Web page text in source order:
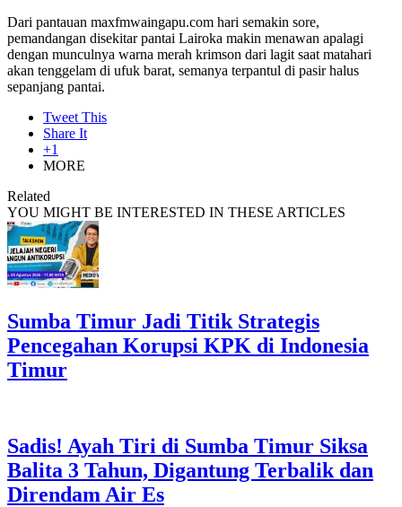
Dari pantauan maxfmwaingapu.com hari semakin sore,
pemandangan disekitar pantai Lairoka makin menawan apalagi
dengan munculnya warna merah krimson dari lagit saat matahari
akan tenggelam di ufuk barat, semanya terpantul di pasir halus
sepanjang pantai.
Tweet This
Share It
+1
MORE
Related
YOU MIGHT BE INTERESTED IN THESE ARTICLES
Sumba Timur Jadi Titik Strategis
Pencegahan Korupsi KPK di Indonesia
Timur
Sadis! Ayah Tiri di Sumba Timur Siksa
Balita 3 Tahun, Digantung Terbalik dan
Direndam Air Es